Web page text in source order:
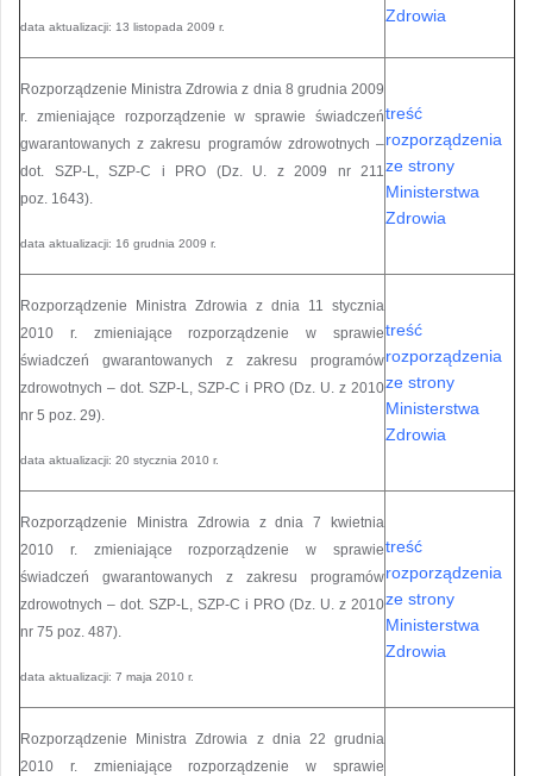
data aktualizacji: 13 listopada 2009 r.
Zdrowia
Rozporządzenie Ministra Zdrowia z dnia 8 grudnia 2009
r. zmieniające rozporządzenie w sprawie świadczeń
gwarantowanych z zakresu programów zdrowotnych –
dot. SZP-L, SZP-C i PRO (Dz. U. z 2009 nr 211
poz. 1643).
data aktualizacji: 16 grudnia 2009 r.
treść
rozporządzenia
ze strony
Ministerstwa
Zdrowia
Rozporządzenie Ministra Zdrowia z dnia 11 stycznia
2010 r. zmieniające rozporządzenie w sprawie
świadczeń gwarantowanych z zakresu programów
zdrowotnych – dot. SZP-L, SZP-C i PRO (Dz. U. z 2010
nr 5 poz. 29).
data aktualizacji: 20 stycznia 2010 r.
treść
rozporządzenia
ze strony
Ministerstwa
Zdrowia
Rozporządzenie Ministra Zdrowia z dnia 7 kwietnia
2010 r. zmieniające rozporządzenie w sprawie
świadczeń gwarantowanych z zakresu programów
zdrowotnych – dot. SZP-L, SZP-C i PRO (Dz. U. z 2010
nr 75 poz. 487).
data aktualizacji: 7 maja 2010 r.
treść
rozporządzenia
ze strony
Ministerstwa
Zdrowia
Rozporządzenie Ministra Zdrowia z dnia 22 grudnia
2010 r. zmieniające rozporządzenie w sprawie